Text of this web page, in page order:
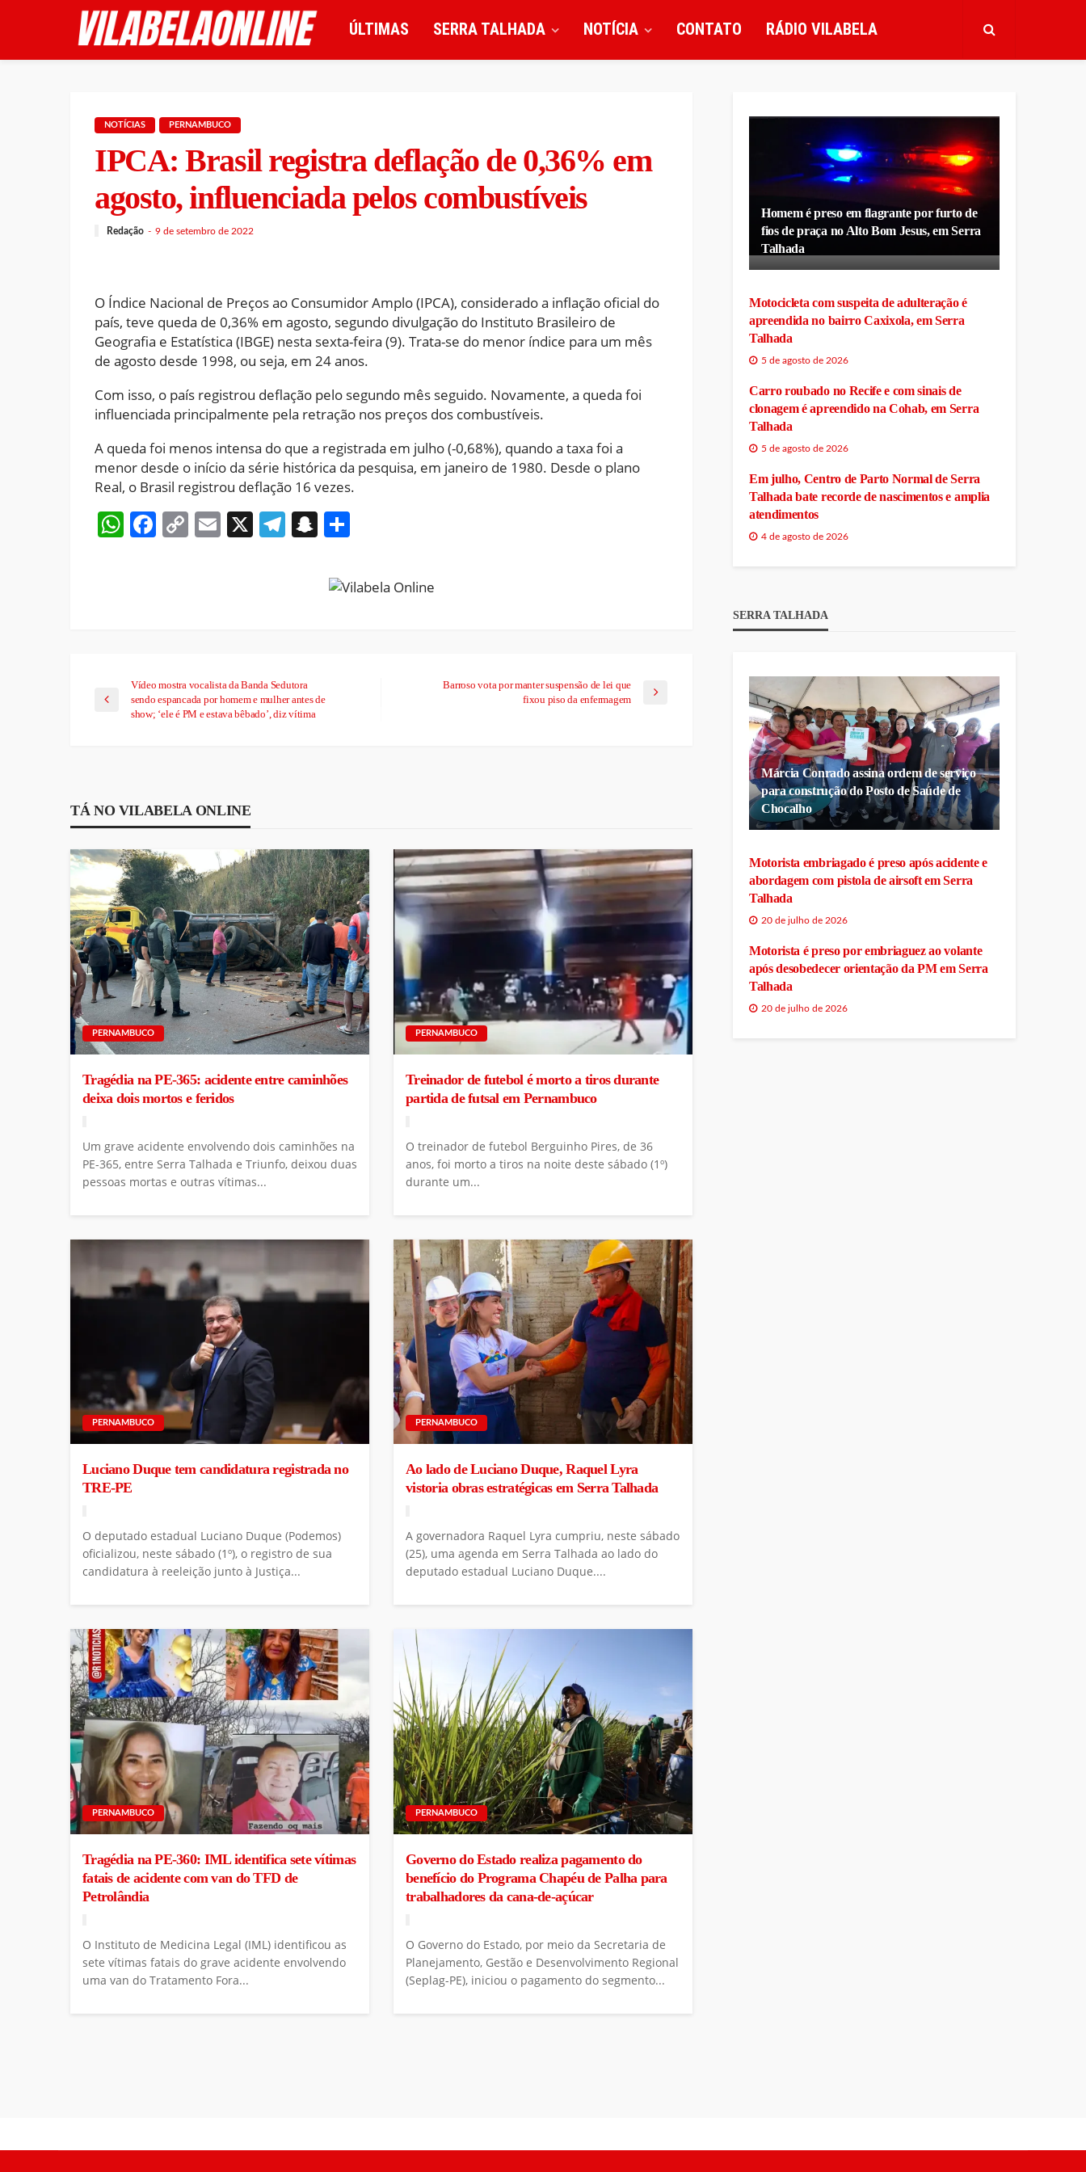
ÚLTIMAS SERRA TALHADA NOTÍCIA CONTATO RÁDIO VILABELA
NOTÍCIAS PERNAMBUCO
IPCA: Brasil registra deflação de 0,36% em
agosto, influenciada pelos combustíveis
Redação 9 de setembro de 2022
O Índice Nacional de Preços ao Consumidor Amplo (IPCA), considerado a inflação oficial do
país, teve queda de 0,36% em agosto, segundo divulgação do Instituto Brasileiro de
Geografia e Estatística (IBGE) nesta sexta-feira (9). Trata-se do menor índice para um mês
de agosto desde 1998, ou seja, em 24 anos.
Com isso, o país registrou deflação pelo segundo mês seguido. Novamente, a queda foi
influenciada principalmente pela retração nos preços dos combustíveis.
A queda foi menos intensa do que a registrada em julho (-0,68%), quando a taxa foi a
menor desde o início da série histórica da pesquisa, em janeiro de 1980. Desde o plano
Real, o Brasil registrou deflação 16 vezes.
WhatsApp
Facebook
CopyEmail
X Telegram
Snapchat
Vídeo mostra vocalista da Banda Sedutora
sendo espancada por homem e mulher antes de
show; ‘ele é PM e estava bêbado’, diz vítima
Barroso vota por manter suspensão de lei que
fixou piso da enfermagem
TÁ NO VILABELA ONLINE
PERNAMBUCO
Tragédia na PE-365: acidente entre caminhões
deixa dois mortos e feridos
Um grave acidente envolvendo dois caminhões na
PE-365, entre Serra Talhada e Triunfo, deixou duas
pessoas mortas e outras vítimas...
PERNAMBUCO
Treinador de futebol é morto a tiros durante
partida de futsal em Pernambuco
O treinador de futebol Berguinho Pires, de 36
anos, foi morto a tiros na noite deste sábado (1º)
durante um...
PERNAMBUCO
Luciano Duque tem candidatura registrada no
TRE-PE
O deputado estadual Luciano Duque (Podemos)
oficializou, neste sábado (1º), o registro de sua
candidatura à reeleição junto à Justiça...
PERNAMBUCO
Ao lado de Luciano Duque, Raquel Lyra
vistoria obras estratégicas em Serra Talhada
A governadora Raquel Lyra cumpriu, neste sábado
(25), uma agenda em Serra Talhada ao lado do
deputado estadual Luciano Duque....
PERNAMBUCO
Tragédia na PE-360: IML identifica sete vítimas
fatais de acidente com van do TFD de
Petrolândia
O Instituto de Medicina Legal (IML) identificou as
sete vítimas fatais do grave acidente envolvendo
uma van do Tratamento Fora...
PERNAMBUCO
Governo do Estado realiza pagamento do
benefício do Programa Chapéu de Palha para
trabalhadores da cana-de-açúcar
O Governo do Estado, por meio da Secretaria de
Planejamento, Gestão e Desenvolvimento Regional
(Seplag-PE), iniciou o pagamento do segmento...
Homem é preso em flagrante por furto de
fios de praça no Alto Bom Jesus, em Serra
Talhada
Motocicleta com suspeita de adulteração é
apreendida no bairro Caxixola, em Serra
Talhada
5 de agosto de 2026
Carro roubado no Recife e com sinais de
clonagem é apreendido na Cohab, em Serra
Talhada
5 de agosto de 2026
Em julho, Centro de Parto Normal de Serra
Talhada bate recorde de nascimentos e amplia
atendimentos
4 de agosto de 2026
SERRA TALHADA
Márcia Conrado assina ordem de serviço
para construção do Posto de Saúde de
Chocalho
Motorista embriagado é preso após acidente e
abordagem com pistola de airsoft em Serra
Talhada
20 de julho de 2026
Motorista é preso por embriaguez ao volante
após desobedecer orientação da PM em Serra
Talhada
20 de julho de 2026